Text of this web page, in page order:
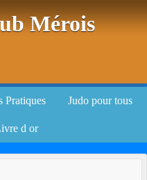
Mérois
Pratiques Judo pour tous
d or